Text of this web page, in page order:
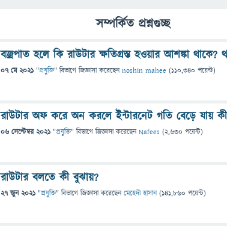
সম্পর্কিত প্রশ্নগুচ্ছ
বজ্রপাত হলে কি রাউটার ক্ষতিগ্রস্ত হওয়ার আশঙ্কা থাকে?
07 মে 2021 "প্রযুক্তি" বিভাগে জিজ্ঞাসাকরেছেনnoshin mahee (110,340 পয়েন্ট)
রাউটার অফ করে অন করলে ইন্টারনেট গতি বেড়ে যায়
06 সেপ্টেম্বর 2021 "প্রযুক্তি" বিভাগে জিজ্ঞাসাকরেছেনNafees (2,630 পয়েন্ট)
রাউটার বলতে কী বুঝায়?
27 জুন 2021 "প্রযুক্তি" বিভাগে জিজ্ঞাসাকরেছেনমেহেদী হাসান (141,860 পয়েন্ট)